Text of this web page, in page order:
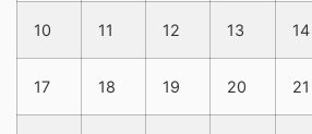
10 11 12 13 14
17 18 19 20 21